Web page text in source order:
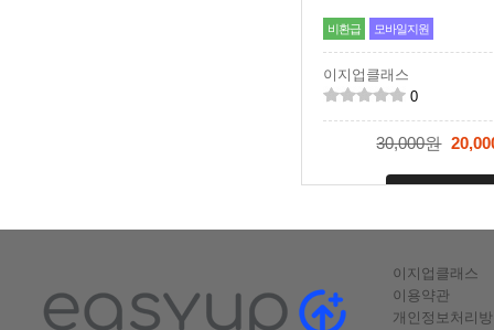
비환급 모바일지원
이지업클래스
0
30,000원
신청마감
이지업클래스
이용약관
개인정보처리